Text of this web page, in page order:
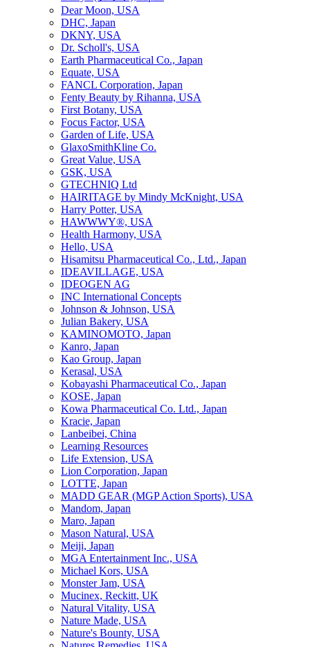
Dear Moon, USA
DHC, Japan
DKNY, USA
Dr. Scholl's, USA
Earth Pharmaceutical Co., Japan
Equate, USA
FANCL Corporation, Japan
Fenty Beauty by Rihanna, USA
First Botany, USA
Focus Factor, USA
Garden of Life, USA
GlaxoSmithKline Co.
Great Value, USA
GSK, USA
GTECHNIQ Ltd
HAIRITAGE by Mindy McKnight, USA
Harry Potter, USA
HAWWWY®, USA
Health Harmony, USA
Hello, USA
Hisamitsu Pharmaceutical Co., Ltd., Japan
IDEAVILLAGE, USA
IDEOGEN AG
INC International Concepts
Johnson & Johnson, USA
Julian Bakery, USA
KAMINOMOTO, Japan
Kanro, Japan
Kao Group, Japan
Kerasal, USA
Kobayashi Pharmaceutical Co., Japan
KOSE, Japan
Kowa Pharmaceutical Co. Ltd., Japan
Kracie, Japan
Lanbeibei, China
Learning Resources
Life Extension, USA
Lion Corporation, Japan
LOTTE, Japan
MADD GEAR (MGP Action Sports), USA
Mandom, Japan
Maro, Japan
Mason Natural, USA
Meiji, Japan
MGA Entertainment Inc., USA
Michael Kors, USA
Monster Jam, USA
Mucinex, Reckitt, UK
Natural Vitality, USA
Nature Made, USA
Nature's Bounty, USA